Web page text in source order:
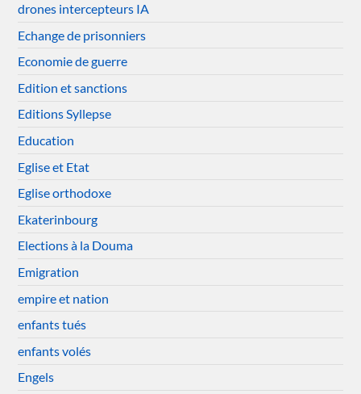
drones intercepteurs IA
Echange de prisonniers
Economie de guerre
Edition et sanctions
Editions Syllepse
Education
Eglise et Etat
Eglise orthodoxe
Ekaterinbourg
Elections à la Douma
Emigration
empire et nation
enfants tués
enfants volés
Engels